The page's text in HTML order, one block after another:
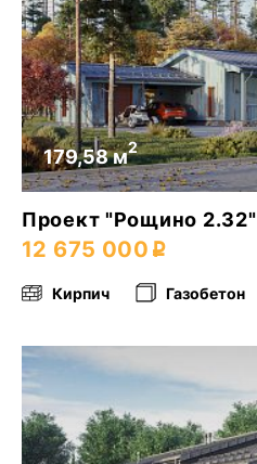
179,58 м2
Проект "Рощино 2.32"
12 675 000
Кирпич Газобетон